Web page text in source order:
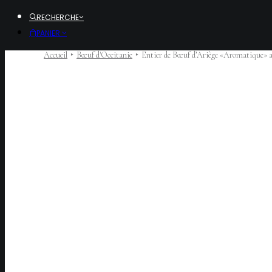
RECHERCHE
PANIER
Accueil Bœuf d'Occitanie Entier de Bœuf d’Ariège «Aromatique»